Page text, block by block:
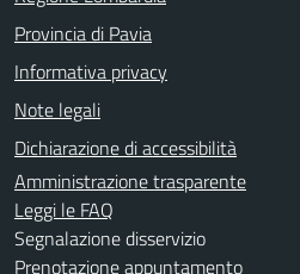
Provincia di Pavia
Informativa privacy
Note legali
Dichiarazione di accessibilità
Amministrazione trasparente
Leggi le FAQ
Segnalazione disservizio
Prenotazione appuntamento